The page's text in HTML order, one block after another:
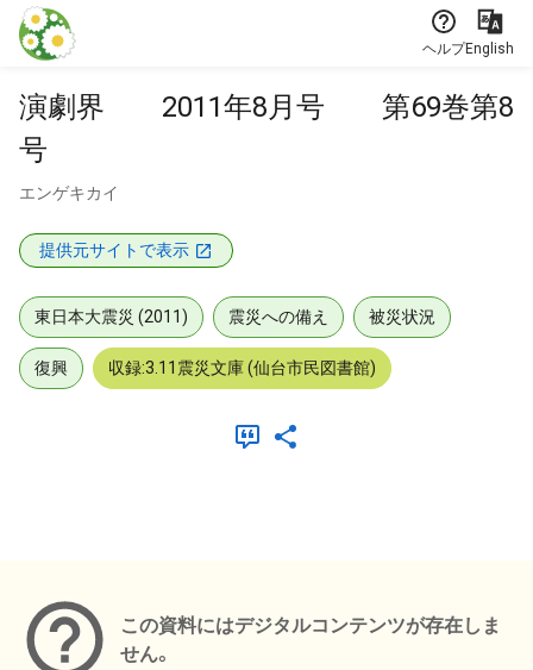
本文に飛ぶ
ヘルプEnglish
演劇界 2011年8月号 第69巻第8
号
エンゲキカイ
提供元サイトで表示
東日本大震災 (2011) 震災への備え 被災状況
復興 収録:3.11震災文庫 (仙台市民図書館)
この資料にはデジタルコンテンツが存在しま
せん。